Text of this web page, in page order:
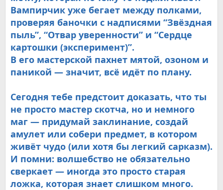
Вампирчик уже бегает между полками,
проверяя баночки с надписями “Звёздная
пыль”, “Отвар уверенности” и “Сердце
картошки (эксперимент)”.
В его мастерской пахнет мятой, озоном и
паникой — значит, всё идёт по плану.
Сегодня тебе предстоит доказать, что ты
не просто мастер скотча, но и немного
маг — придумай заклинание, создай
амулет или собери предмет, в котором
живёт чудо (или хотя бы легкий сарказм).
И помни: волшебство не обязательно
сверкает — иногда это просто старая
ложка, которая знает слишком много.